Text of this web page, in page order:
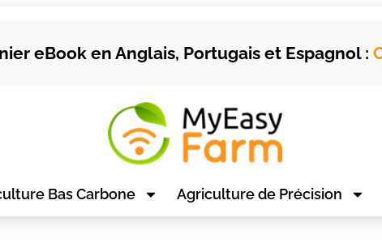
eBook en Anglais, Portugais et Espagnol :
Bas Carbone Agriculture de Précision